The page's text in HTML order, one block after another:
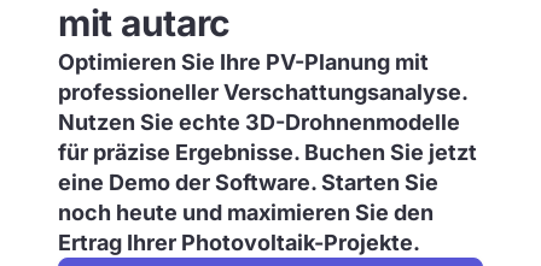
mit autarc
Optimieren Sie Ihre PV-Planung mit
professioneller Verschattungsanalyse.
Nutzen Sie echte 3D-Drohnenmodelle
für präzise Ergebnisse. Buchen Sie jetzt
eine Demo der Software. Starten Sie
noch heute und maximieren Sie den
Ertrag Ihrer Photovoltaik-Projekte.